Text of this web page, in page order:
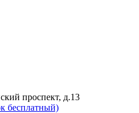
проспект, д.13
бесплатный)